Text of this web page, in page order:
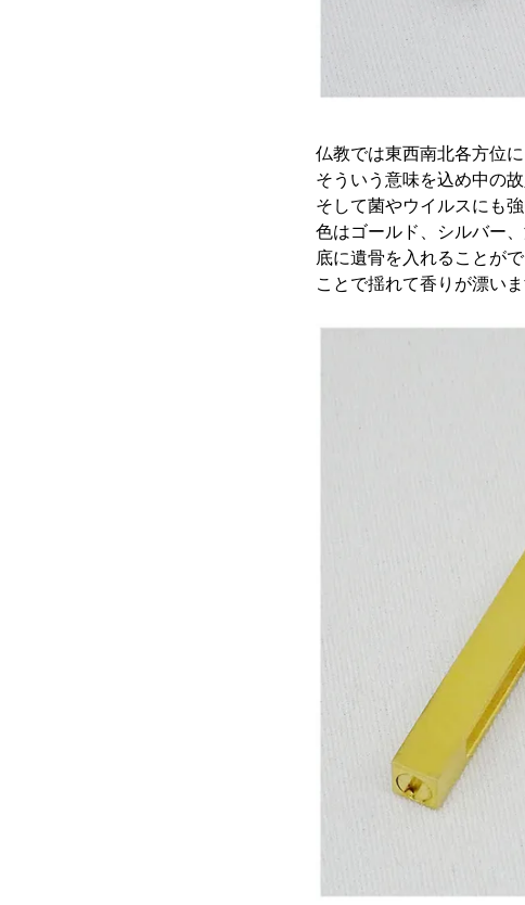
仏教では東西南北各方位
そういう意味を込め中の
そして菌やウイルスにも
色はゴールド、シルバー、
底に遺骨を入れることが
ことで揺れて香りが漂いま